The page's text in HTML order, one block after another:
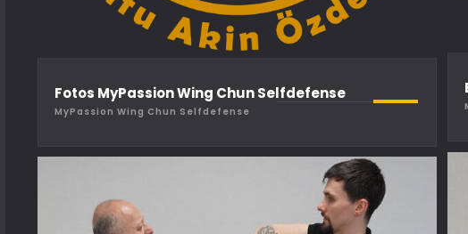
Fotos MyPassion Wing Chun Selfdefense
MyPassion Wing Chun Selfdefense